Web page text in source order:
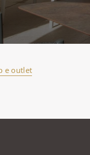
e outlet